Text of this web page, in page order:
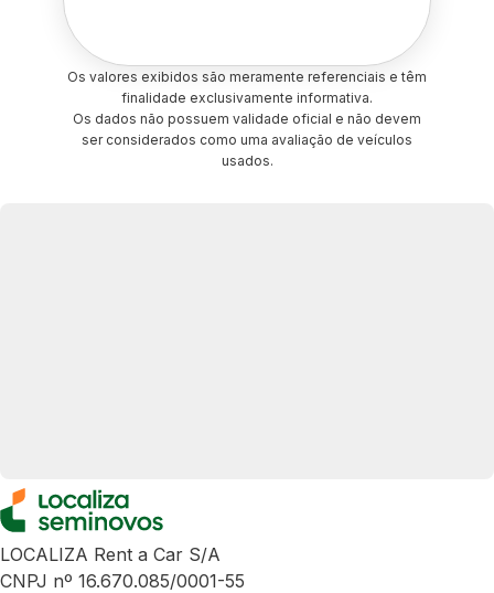
Os valores exibidos são meramente referenciais e têm
finalidade exclusivamente informativa.
Os dados não possuem validade oficial e não devem
ser considerados como uma avaliação de veículos
usados.
LOCALIZA Rent a Car S/A
CNPJ nº 16.670.085/0001-55